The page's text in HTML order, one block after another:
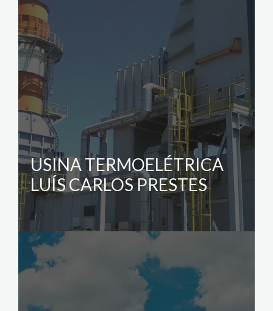
USINA TERMOELÉTRICA
LUÍS CARLOS PRESTES